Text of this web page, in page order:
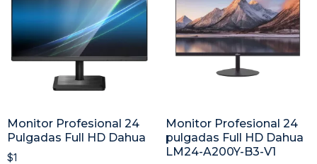
Monitor Profesional 24
Pulgadas Full HD Dahua
$1
Monitor Profesional 24
pulgadas Full HD Dahua
LM24-A200Y-B3-V1